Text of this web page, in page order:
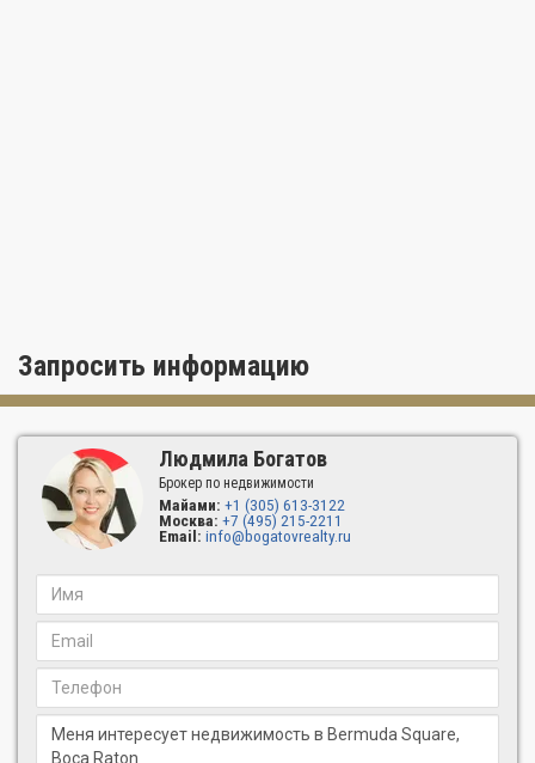
Запросить информацию
Людмила Богатов
Брокер по недвижимости
Майами: +1 (305) 613-3122
Москва: +7 (495) 215-2211
Email: info@bogatovrealty.ru